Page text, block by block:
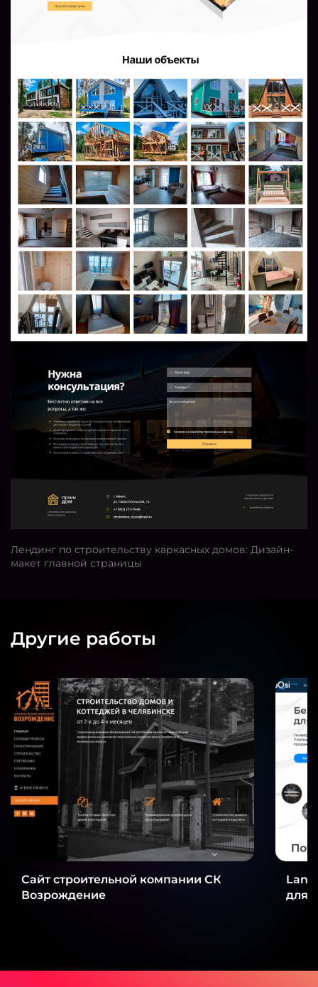
Лендинг по строительству каркасных домов: Дизайн-
макет главной страницы
Другие работы
Сайт строительной компании СК
Возрождение
для